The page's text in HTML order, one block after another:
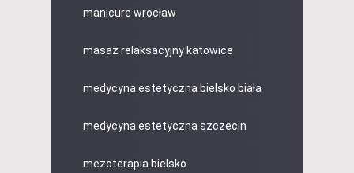
manicure wrocław
masaż relaksacyjny katowice
medycyna estetyczna bielsko biała
medycyna estetyczna szczecin
mezoterapia bielsko